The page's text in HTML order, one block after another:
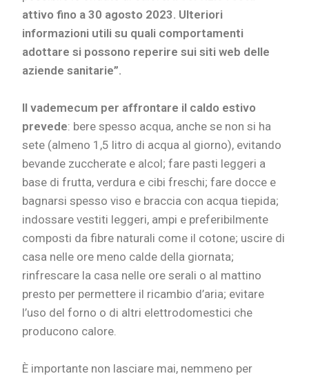
attivo fino a 30 agosto 2023. Ulteriori
informazioni utili su quali comportamenti
adottare si possono reperire sui siti web delle
aziende sanitarie”.
Ilvademecum per affrontare il caldo estivo
prevede: bere spesso acqua, anche se non si ha
sete (almeno 1,5 litro di acqua al giorno), evitando
bevande zuccherate e alcol; fare pasti leggeri a
base di frutta, verdura e cibi freschi; fare docce e
bagnarsi spesso viso e braccia con acqua tiepida;
indossare vestiti leggeri, ampi e preferibilmente
composti da fibre naturali come il cotone; uscire di
casa nelle ore meno calde della giornata;
rinfrescare la casa nelle ore serali o al mattino
presto per permettere il ricambio d’aria; evitare
l’uso del forno o di altri elettrodomestici che
producono calore.
È importante non lasciare mai, nemmeno per